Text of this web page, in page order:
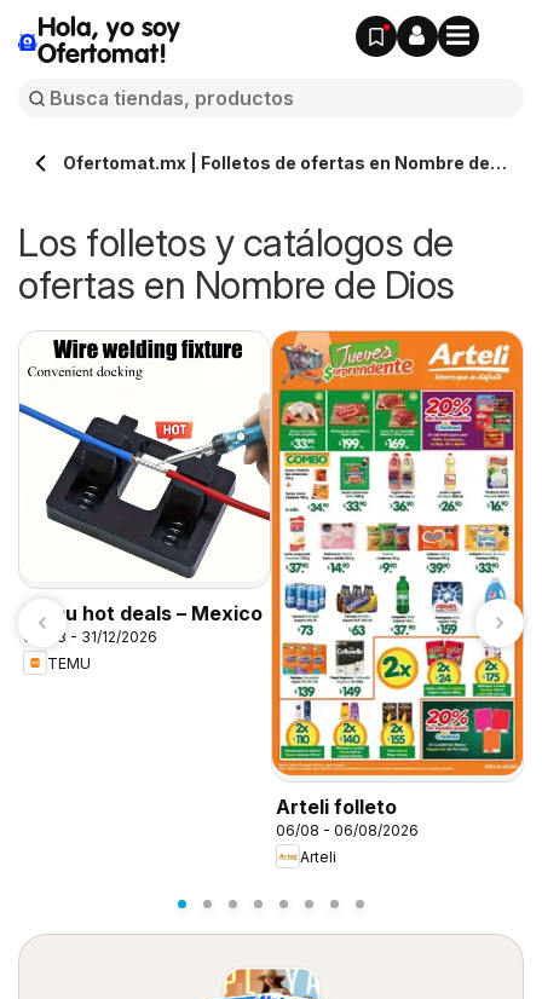
Hola, yo soy
Ofertomat!
Ofertomat.mx | Folletos de ofertas en Nombre de
Los folletos y catálogos de
ofertas en Nombre de Dios
Temu hot deals – Mexico
06/08 - 31/12/2026
TEMU
Arteli folleto
06/08 - 06/08/2026
Arteli